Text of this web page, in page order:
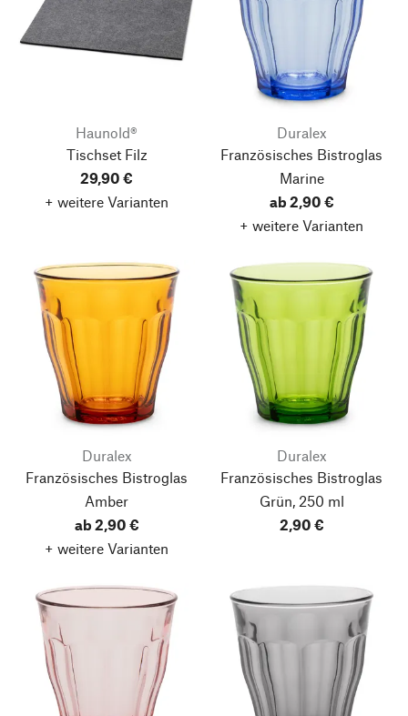
Haunold®
Tischset Filz
29,90 €
+ weitere Varianten
Duralex
Französisches Bistroglas
Marine
ab 2,90 €
+ weitere Varianten
Duralex
Französisches Bistroglas
Amber
ab 2,90 €
+ weitere Varianten
Duralex
Französisches Bistroglas
Grün, 250 ml
2,90 €